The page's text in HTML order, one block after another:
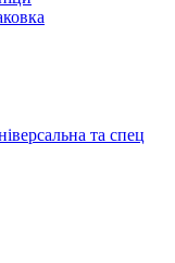
та спец